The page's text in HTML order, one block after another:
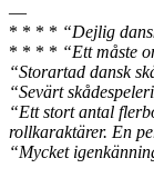
—
* * * * “Dejlig
* * * * “Ett måste
“Storartad dansk
“Sevärt
“Ett stort antal
rollkaraktärer. En
“Mycket